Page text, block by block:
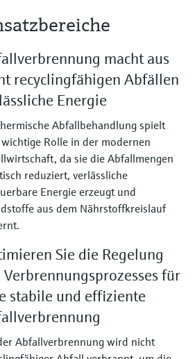
macht aus
recyclingfähigen Abfällen
Energie
Abfallbehandlung spielt
Rolle in der modernen
da sie die Abfallmengen
reduziert, verlässliche
Energie erzeugt und
aus dem Nährstoffkreislauf
Sie die Regelung
Verbrennungsprozesses für
stabile und effiziente
Abfallverbrennung wird nicht